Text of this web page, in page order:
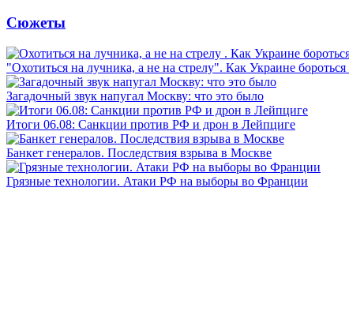
Сюжеты
"Охотиться на лучника, а не на стрелу". Как Украине бороться
Загадочный звук напугал Москву: что это было
Итоги 06.08: Санкции против РФ и дрон в Лейпциге
Банкет генералов. Последствия взрыва в Москве
Грязные технологии. Атаки РФ на выборы во Франции